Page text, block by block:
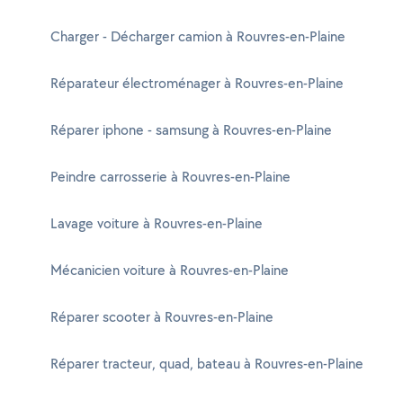
Charger - Décharger camion à Rouvres-en-Plaine
Réparateur électroménager à Rouvres-en-Plaine
Réparer iphone - samsung à Rouvres-en-Plaine
Peindre carrosserie à Rouvres-en-Plaine
Lavage voiture à Rouvres-en-Plaine
Mécanicien voiture à Rouvres-en-Plaine
Réparer scooter à Rouvres-en-Plaine
Réparer tracteur, quad, bateau à Rouvres-en-Plaine